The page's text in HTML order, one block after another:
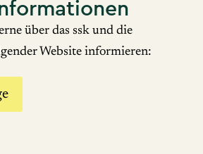
über das ssk und die
Website informieren: